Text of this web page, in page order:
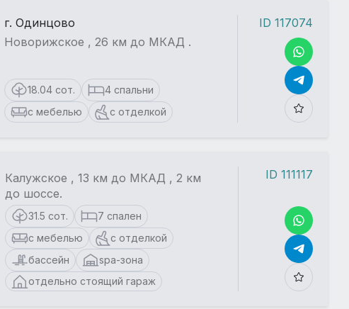
г. Одинцово
Новорижское , 26 км до МКАД .
18.04 сот.
4 спальни
с мебелью
с отделкой
ID 117074
Калужское , 13 км до МКАД , 2 км
до шоссе.
31.5 сот.
7 спален
с мебелью
с отделкой
бассейн
spa-зона
отдельно стоящий гараж
ID 111117